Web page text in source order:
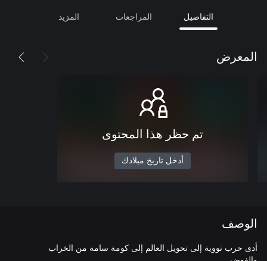
التفاصيل المراجعات المزيد
المعرض
تم حظر هذا المحتوى
أدخل تاريخ ميلادك
الوصف
أدى حرب نووية إلى تحويل العالم إلى كومة سامة من الخراب